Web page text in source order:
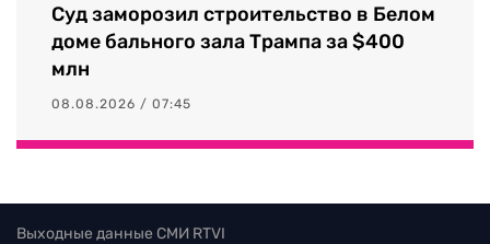
Суд заморозил строительство в Белом
доме бального зала Трампа за $400
млн
08.08.2026 / 07:45
Выходные данные СМИ RTVI